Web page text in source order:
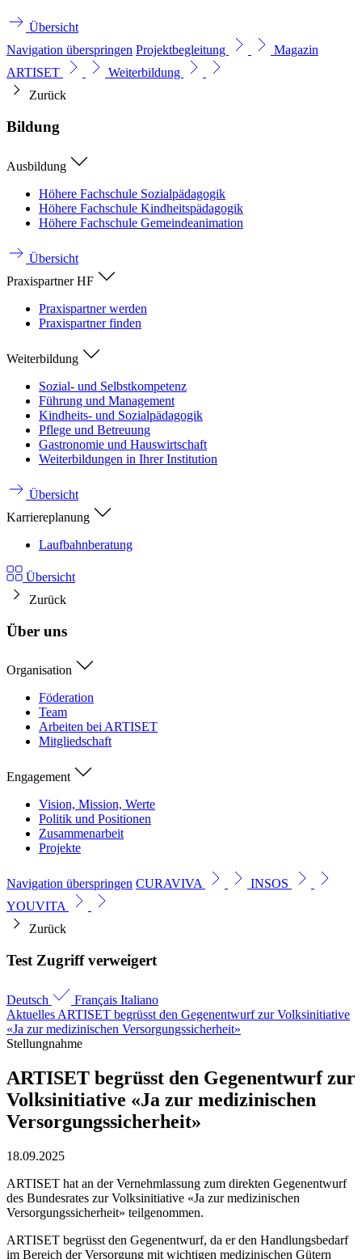
Übersicht
Navigation überspringen Projektbegleitung
Magazin
ARTISET
Weiterbildung
Zurück
Bildung
Ausbildung
Höhere Fachschule Sozialpädagogik
Höhere Fachschule Kindheitspädagogik
Höhere Fachschule Gemeindeanimation
Übersicht
Praxispartner HF
Praxispartner werden
Praxispartner finden
Weiterbildung
Sozial- und Selbstkompetenz
Führung und Management
Kindheits- und Sozialpädagogik
Pflege und Betreuung
Gastronomie und Hauswirtschaft
Weiterbildungen in Ihrer Institution
Übersicht
Karriereplanung
Laufbahnberatung
Übersicht
Zurück
Über uns
Organisation
Föderation
Team
Arbeiten bei ARTISET
Mitgliedschaft
Engagement
Vision, Mission, Werte
Politik und Positionen
Zusammenarbeit
Projekte
Navigation überspringen CURAVIVA
INSOS
YOUVITA
Zurück
Test Zugriff verweigert
Deutsch Français Italiano
Aktuelles ARTISET begrüsst den Gegen­entwurf zur Volks­initiative
«Ja zur medizinischen Versorgungs­sicherheit»
Stellungnahme
ARTISET begrüsst den Gegen­entwurf zur
Volks­initiative «Ja zur medizinischen
Versorgungs­sicherheit»
18.09.2025
ARTISET hat an der Vernehmlassung zum direkten Gegenentwurf
des Bundesrates zur Volksinitiative «Ja zur medizinischen
Versorgungssicherheit» teilgenommen.
ARTISET begrüsst den Gegenentwurf, da er den Handlungsbedarf
im Bereich der Versorgung mit wichtigen medizinischen Gütern